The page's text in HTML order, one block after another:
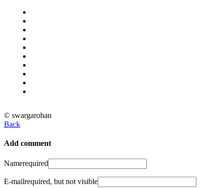
© swargarohan
Back
Add comment
Namerequired
E-mailrequired, but not visible